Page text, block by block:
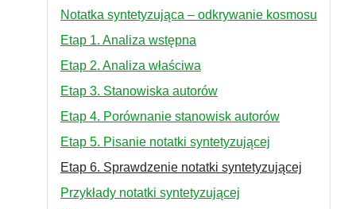
Notatka syntetyzująca – odkrywanie kosmosu
Etap 1. Analiza wstępna
Etap 2. Analiza właściwa
Etap 3. Stanowiska autorów
Etap 4. Porównanie stanowisk autorów
Etap 5. Pisanie notatki syntetyzującej
Etap 6. Sprawdzenie notatki syntetyzującej
Przykłady notatki syntetyzującej